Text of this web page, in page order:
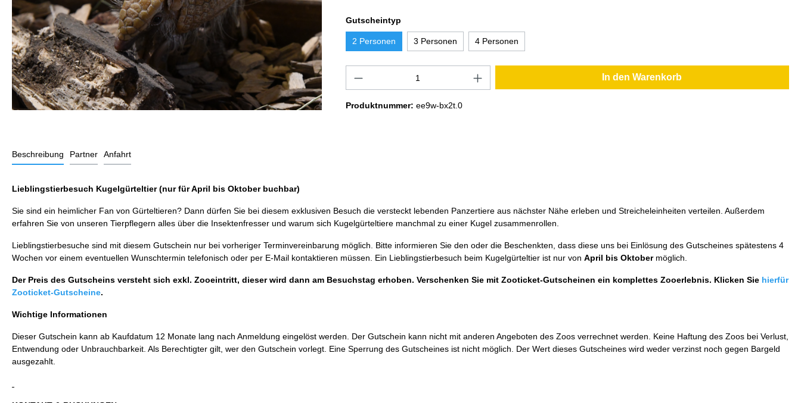
Gutscheintyp
2 Personen 3 Personen 4 Personen
In den Warenkorb
Produktnummer: ee9w-bx2t.0
Beschreibung Partner Anfahrt
Lieblingstierbesuch Kugelgürteltier (nur für April bis Oktober buchbar)
Sie sind ein heimlicher Fan von Gürteltieren? Dann dürfen Sie bei diesem exklusiven Besuch die versteckt lebenden Panzertiere aus nächster Nähe erleben und Streicheleinheiten verteilen. Außerdem
erfahren Sie von unseren Tierpflegern alles über die Insektenfresser und warum sich Kugelgürteltiere manchmal zu einer Kugel zusammenrollen.
Lieblingstierbesuche sind mit diesem Gutschein nur bei vorheriger Terminvereinbarung möglich. Bitte informieren Sie den oder die Beschenkten, dass diese uns bei Einlösung des Gutscheines spätestens 4
Wochen vor einem eventuellen Wunschtermin telefonisch oder per E-Mail kontaktieren müssen. Ein Lieblingstierbesuch beim Kugelgürteltier ist nur von April bis Oktobermöglich.
Der Preis des Gutscheins versteht sich exkl. Zooeintritt, dieser wird dann am Besuchstag erhoben. Verschenken Sie mit Zooticket-Gutscheinen ein komplettes Zooerlebnis. Klicken Sie hierfür
Zooticket-Gutscheine.
Wichtige Informationen
Dieser Gutschein kann ab Kaufdatum 12 Monate lang nach Anmeldung eingelöst werden. Der Gutschein kann nicht mit anderen Angeboten des Zoos verrechnet werden. Keine Haftung des Zoos bei Verlust,
Entwendung oder Unbrauchbarkeit. Als Berechtigter gilt, wer den Gutschein vorlegt. Eine Sperrung des Gutscheines ist nicht möglich. Der Wert dieses Gutscheines wird weder verzinst noch gegen Bargeld
ausgezahlt.